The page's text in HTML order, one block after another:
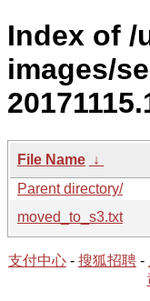
Index of /
images/
File Name ↓
Parent directory/
moved_to_s3.txt
支付中心 - 搜狐招聘 -